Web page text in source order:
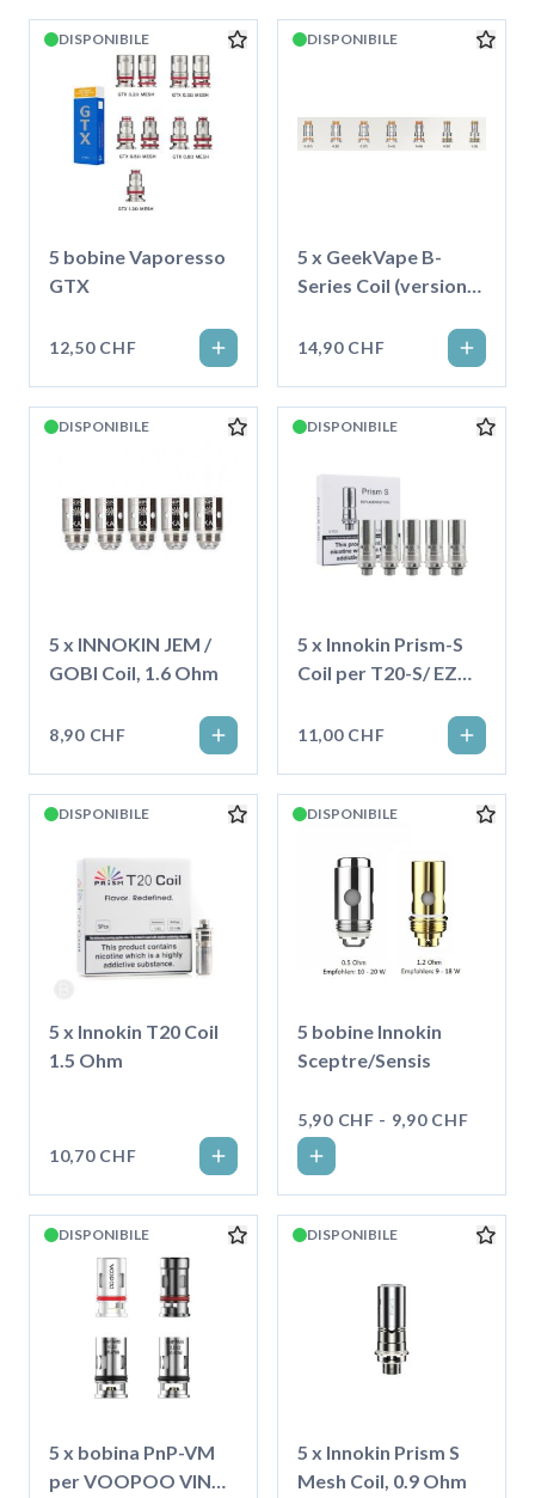
DISPONIBILE
5 bobine Vaporesso
GTX
12,50 CHF
DISPONIBILE
5 x GeekVape B-
Series Coil (versione
14,90 CHF
DISPONIBILE
5 x INNOKIN JEM /
GOBI Coil, 1.6 Ohm
8,90 CHF
DISPONIBILE
5 x Innokin Prism-S
Coil per T20-S/ EZ
11,00 CHF
DISPONIBILE
5 x Innokin T20 Coil
1.5 Ohm
10,70 CHF
DISPONIBILE
5 bobine Innokin
Sceptre/Sensis
5,90 CHF - 9,90 CHF
DISPONIBILE
5 x bobina PnP-VM
per VOOPOO VINCI
DISPONIBILE
5 x Innokin Prism S
Mesh Coil, 0.9 Ohm